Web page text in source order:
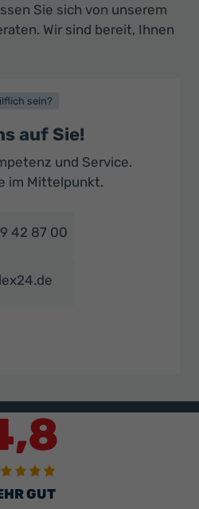
Sie sich von unserem
Wir sind bereit, Ihnen
sein?
auf Sie!
und Service.
im Mittelpunkt.
42 87 00
GUT